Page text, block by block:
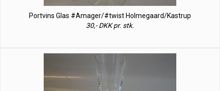
Portvins Glas #Amager/#twist Holmegaard/Kastrup
30,- DKK pr. stk.